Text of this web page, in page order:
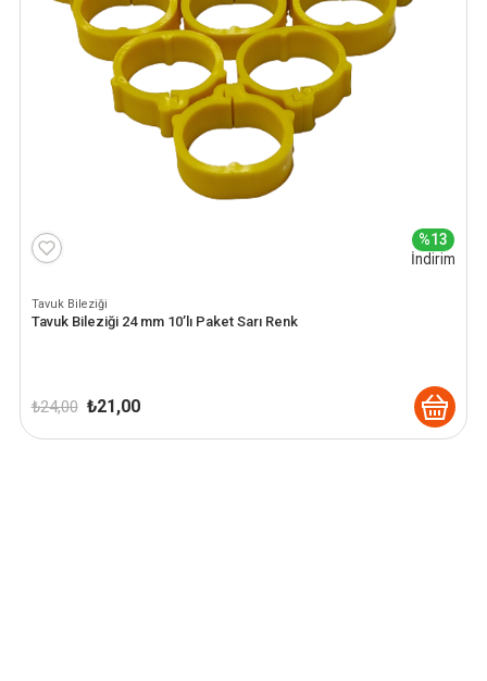
%13
İndirim
Tavuk Bileziği
Tavuk Bileziği 24 mm 10’lı Paket Sarı Renk
₺24,00 Orijinal
₺ 24,00.
₺21,00Şu
fiyat: